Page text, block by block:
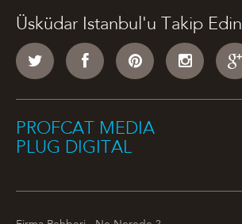
Üsküdar Istanbul'u Takip Edin
PROFCAT MEDIA
PLUG DIGITAL